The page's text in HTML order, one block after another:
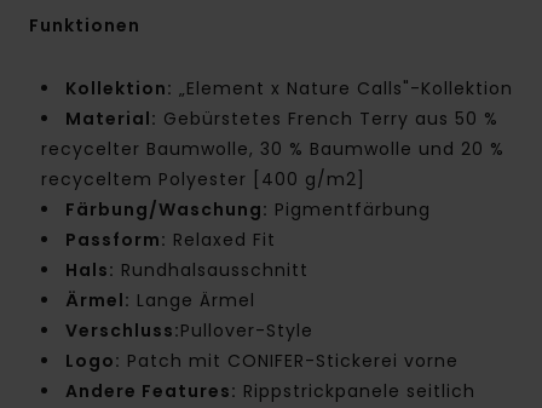
Funktionen
Kollektion: „Element x Nature Calls"-Kollektion
Material: Gebürstetes French Terry aus 50 %
recycelter Baumwolle, 30 % Baumwolle und 20 %
recyceltem Polyester [400 g/m2]
Färbung/Waschung: Pigmentfärbung
Passform: Relaxed Fit
Hals: Rundhalsausschnitt
Ärmel: Lange Ärmel
Verschluss:Pullover-Style
Logo: Patch mit CONIFER-Stickerei vorne
Andere Features: Rippstrickpanele seitlich